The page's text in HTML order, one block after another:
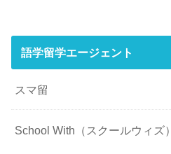
語学留学エージェント
スマ留
School With（スクールウィズ）